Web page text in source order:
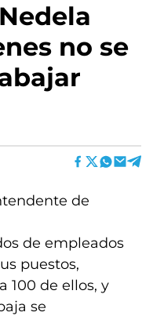
no se
de
de empleados
puestos,
100 de ellos, y
se